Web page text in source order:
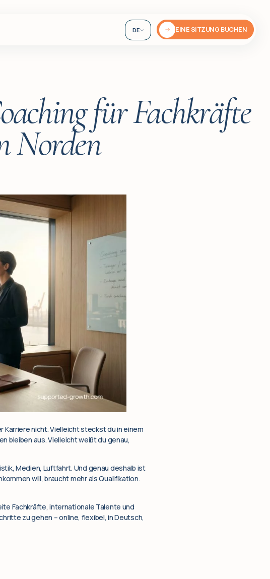
DE EINE SITZUNG BUCHEN
für Fachkräfte
Norden
nicht. Vielleicht steckst du in einem
bleiben aus. Vielleicht weißt du genau,
Medien, Luftfahrt. Und genau deshalb ist
will, braucht mehr als Qualifikation.
Fachkräfte, internationale Talente und
zu gehen – online, flexibel, in Deutsch,